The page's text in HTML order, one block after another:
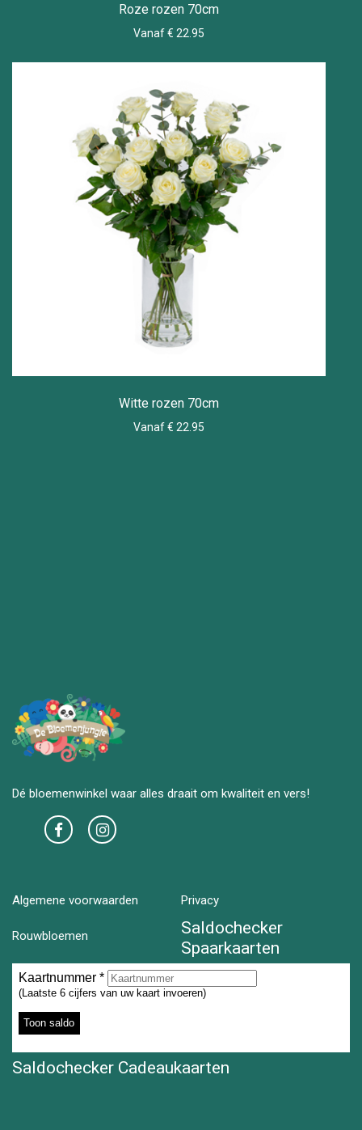
Roze rozen 70cm
Vanaf € 22.95
Witte rozen 70cm
Vanaf € 22.95
Dé bloemenwinkel waar alles draait om kwaliteit en vers!
Algemene voorwaarden Privacy
Rouwbloemen
Saldochecker
Spaarkaarten
Saldochecker Cadeaukaarten